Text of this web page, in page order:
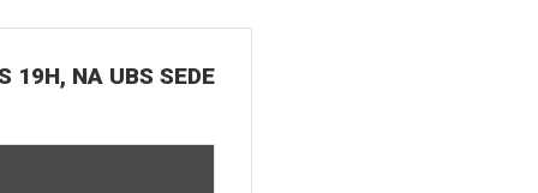
19H, NA UBS SEDE